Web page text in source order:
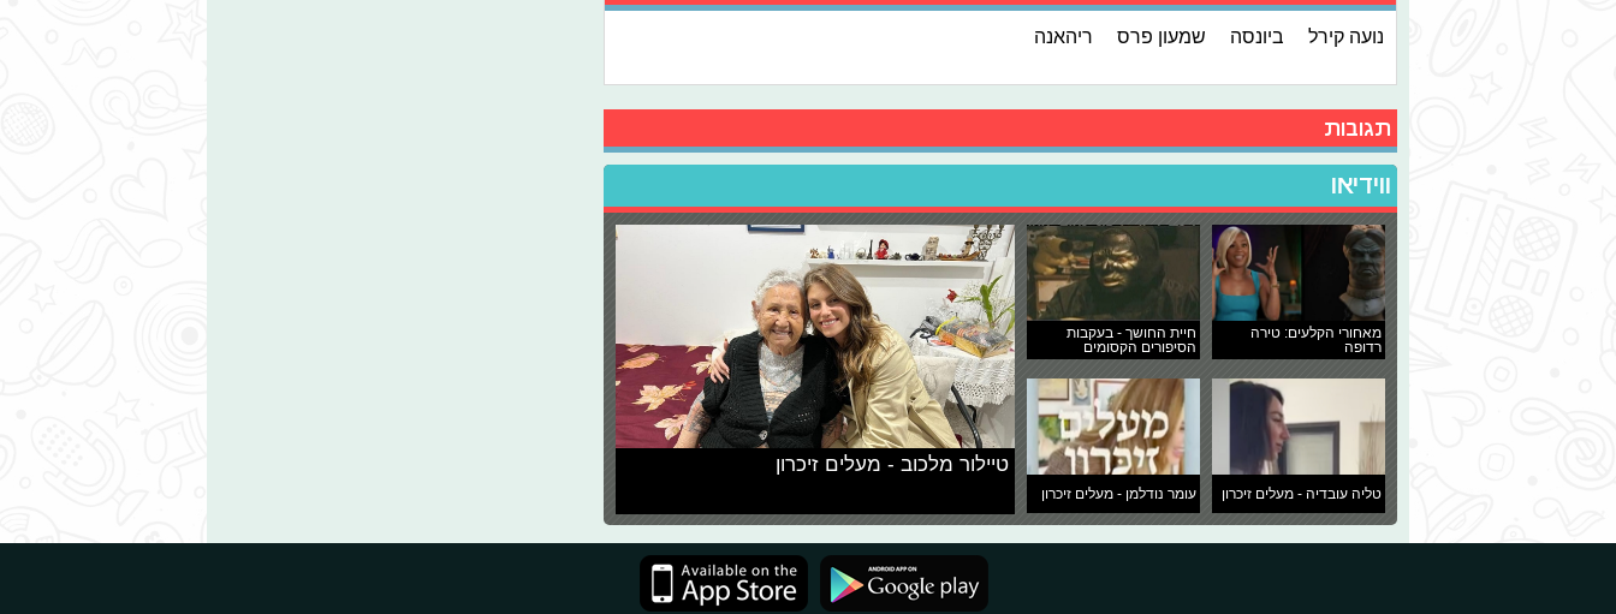
נועה קירל ביונסה שמעון פרס ריהאנה
תגובות
ווידיאו
מאחורי הקלעים: טירה
רדופה
חיית החושך - בעקבות
הסיפורים הקסומים
טליה עובדיה - מעלים זיכרון עומר נודלמן - מעלים זיכרון
טיילור מלכוב - מעלים זיכרון